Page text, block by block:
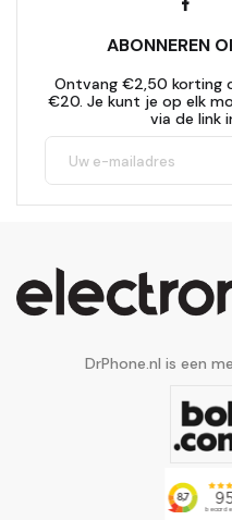
ABONNEREN
Ontvang €2,50 korting
€20. Je kunt je op elk
via de link
DrPhone.nl is een